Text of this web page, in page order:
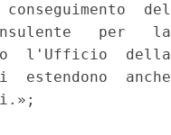
del
per   la
l'Ufficio  della
estendono  anche